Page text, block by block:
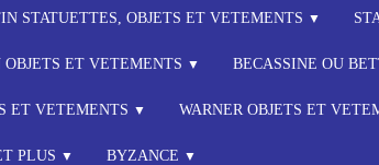
STATUETTES, OBJETS ET VETEMENTS ▼
ET VETEMENTS ▼ BECASSINE OU
ET VETEMENTS ▼ WARNER OBJETS ET
PLUS ▼ BYZANCE ▼